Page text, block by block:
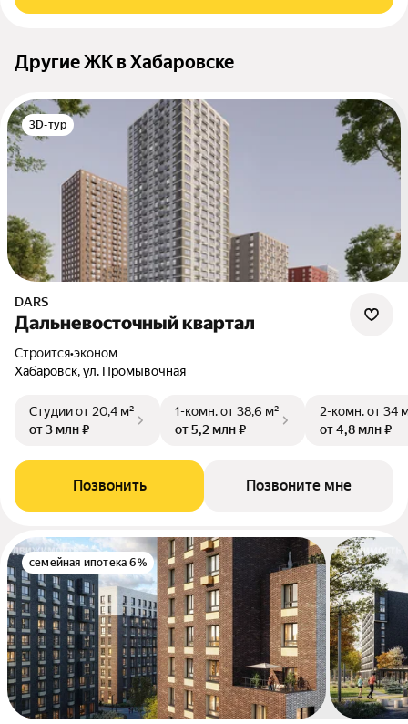
Другие ЖК в Хабаровске
3D-тур
DARS
Дальневосточный квартал
Строится•эконом
Хабаровск, ул. Промывочная
Студииот 20,4 м²
от 3 млн ₽
1-комн.от 38,6 м²
от 5,2 млн ₽
2-комн.от 34
от 4,8 млн ₽
Позвонить Позвоните мне
семейная ипотека 6%